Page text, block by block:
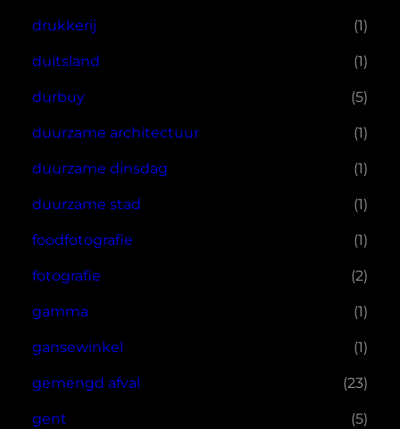
drukkerij (1)
duitsland (1)
durbuy (5)
duurzame architectuur (1)
duurzame dinsdag (1)
duurzame stad (1)
foodfotografie (1)
fotografie (2)
gamma (1)
gansewinkel (1)
gemengd afval (23)
gent (5)